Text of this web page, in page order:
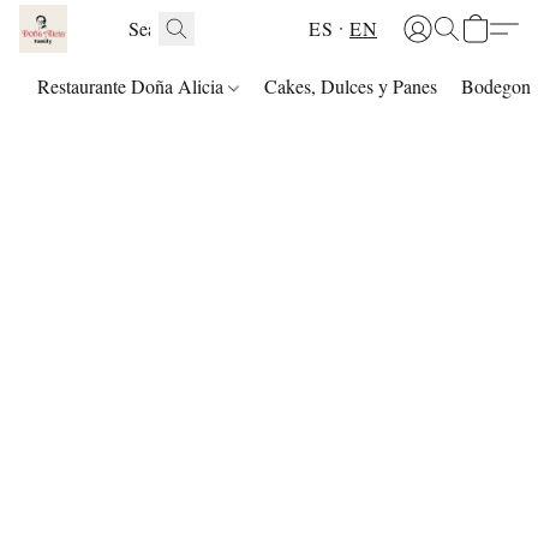
ES EN
Restaurante Doña Alicia Cakes, Dulces y Panes Bodegon